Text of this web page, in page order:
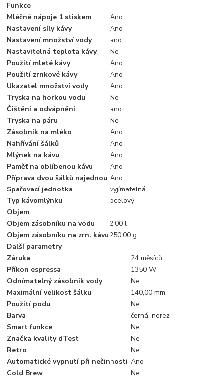
Funkce
Mléčné nápoje 1 stiskem
Ano
Nastavení síly kávy
Ano
Nastavení množství vody
ano
Nastavitelná teplota kávy
Ne
Použití mleté kávy
Ano
Použití zrnkové kávy
Ano
Ukazatel množství vody
Ano
Tryska na horkou vodu
Ne
Čištění a odvápnění
ano
Tryska na páru
Ne
Zásobník na mléko
Ano
Nahřívání šálků
Ano
Mlýnek na kávu
Ano
Paměť na oblíbenou kávu
Ano
Příprava dvou šálků najednou Ano
Spařovací jednotka
vyjímatelná
Typ kávomlýnku
ocelový
Objem
Objem zásobníku na vodu
2,00 l
Objem zásobníku na zrn. kávu 250,00 g
Další parametry
Záruka
24 měsíců
Příkon espressa
1350 W
Odnímatelný zásobník vody
Ne
Maximální velikost šálku
140,00 mm
Použití podu
Ne
Barva
černá, nerez
Smart funkce
Ne
Značka kvality dTest
Ne
Retro
Ne
Automatické vypnutí při nečinnosti Ano
Cold Brew
Ne